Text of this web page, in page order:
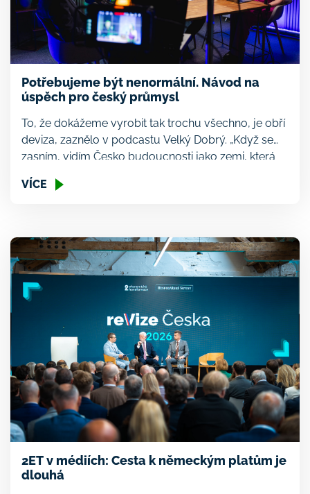
Potřebujeme být nenormální. Návod na
úspěch pro český průmysl
To, že dokážeme vyrobit tak trochu všechno, je obří
deviza, zaznělo v podcastu Velký Dobrý. „Když se
zasním, vidím Česko budoucnosti jako zemi, která
země, která prodává svoje know-how do celého
ambasador Druhé ekonomické transformace. […]
VÍCE
2ET v médiích: Cesta k německým platům je
dlouhá